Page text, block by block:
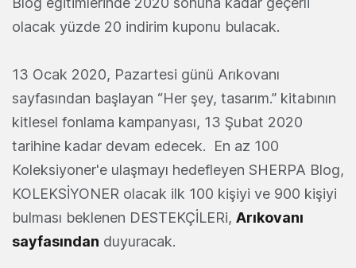
olacak yüzde 20 indirim kuponu bulacak.
13 Ocak 2020, Pazartesi günü Arıkovanı
sayfasından başlayan “Her şey, tasarım.” kitabının
kitlesel fonlama kampanyası, 13 Şubat 2020
tarihine kadar devam edecek. En az 100
Koleksiyoner'e ulaşmayı hedefleyen SHERPA Blog,
KOLEKSİYONER olacak ilk 100 kişiyi ve 900 kişiyi
bulması beklenen DESTEKÇİLERi, Arıkovanı
sayfasından duyuracak.